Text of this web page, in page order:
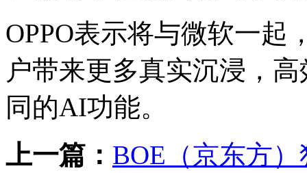
OPPO表示将与微软一起
户带来更多真实沉浸，
同的AI功能。
上一篇： BOE（京东方